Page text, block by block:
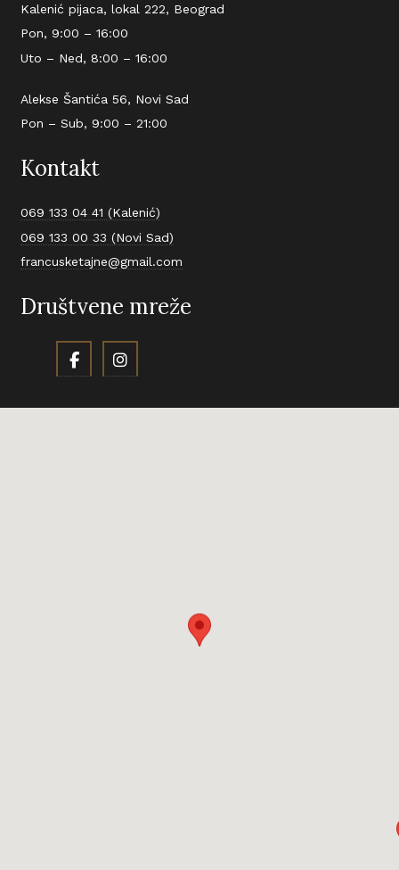
Kalenić pijaca, lokal 222, Beograd
Pon, 9:00 – 16:00
Uto – Ned, 8:00 – 16:00
Alekse Šantića 56, Novi Sad
Pon – Sub, 9:00 – 21:00
Kontakt
069 133 04 41 (Kalenić)
069 133 00 33 (Novi Sad)
francusketajne@gmail.com
Društvene mreže